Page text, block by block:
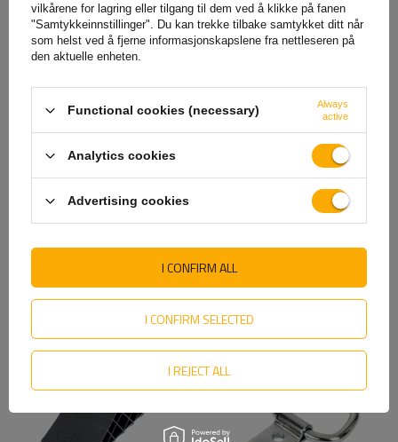
H-1100 ramme, mål 264 x
1 526,01 NOKnetto
Flatt deksel presenning for
tilhenger 233x132cm
netto
SE OGSÅ
vilkårene for lagring eller tilgang til dem ved å klikke på fanen
"Samtykkeinnstillinger". Du kan trekke tilbake samtykket ditt når
som helst ved å fjerne informasjonskapslene fra nettleseren på
den aktuelle enheten.
Functional cookies (necessary)
Always
active
Analytics cookies
Advertising cookies
I CONFIRM SELECTED
I REJECT ALL
I CONFIRM ALL